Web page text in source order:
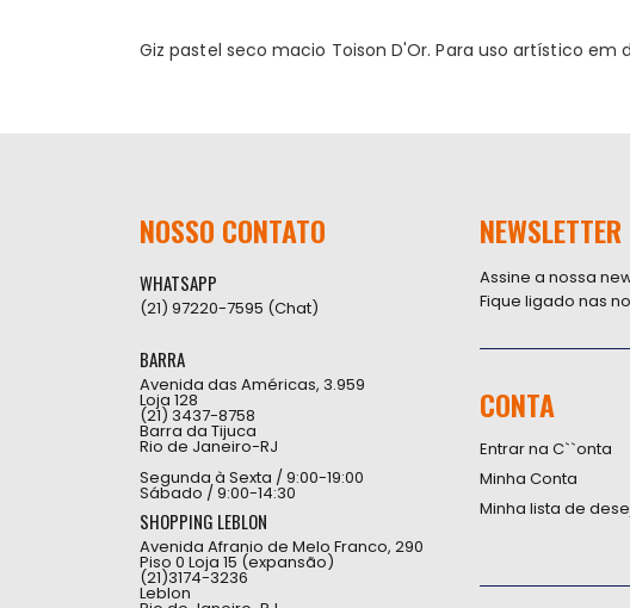
de
Giz pastel seco macio Toison D'Or. Para uso artístico
NOSSO CONTATO
WHATSAPP
(21) 97220-7595 (Chat)
BARRA
Avenida das Américas, 3.959
Loja 128
(21) 3437-8758
Barra da Tijuca
Rio de Janeiro-RJ
Segunda à Sexta / 9:00-19:00
Sábado / 9:00-14:30
SHOPPING LEBLON
Avenida Afranio de Melo Franco, 290
Piso 0 Loja 15 (expansão)
(21)3174-3236
Leblon
NEWSLETTER
Assine a nossa
Fique ligado nas
CONTA
Entrar na C``onta
Minha Conta
Minha lista de